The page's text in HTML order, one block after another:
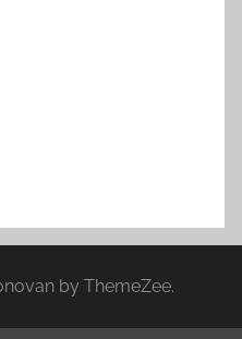
by ThemeZee.